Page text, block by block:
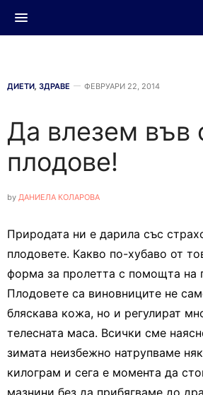
ДИЕТИ, ЗДРАВЕ ФЕВРУАРИ 22, 2014
Да влезем във
плодове!
by ДАНИЕЛА КОЛАРОВА
Природата ни е дарила със
плодовете. Какво по-хубаво от
форма за пролетта с помощта на
Плодовете са виновниците не
бляскава кожа, но и регулират
телесната маса. Всички сме
зимата неизбежно натрупваме
килограм и сега е момента да
мазнини без да прибягваме до